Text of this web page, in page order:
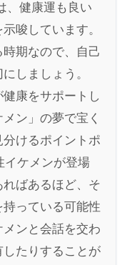
、健康運も良い
唆しています。
期なので、自己
しましょう。
康をサポートし
ン」の夢で宝く
けるポイントポ
イケメンが登場
ばあるほど、そ
っている可能性
ンと会話を交わ
たりすることが